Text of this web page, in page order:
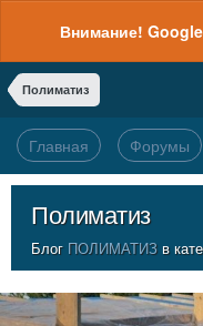
Внимание!
Полиматиз
Главная Форумы
Полиматиз
Блог ПОЛИМАТИЗ в